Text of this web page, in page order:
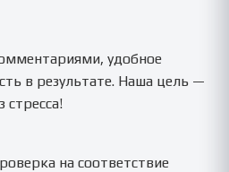
удобное
в результате. Наша цель —
стресса!
на соответствие